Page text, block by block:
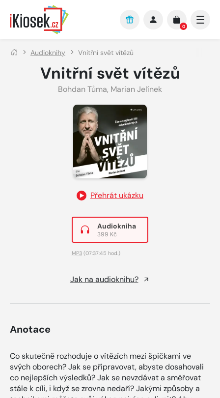
Přejít na hlavní obsah
0
Audioknihy Vnitřní svět vítězů
Vnitřní svět vítězů
Bohdan Tůma, Marian Jelínek
Přehrát ukázku
Audiokniha
399 Kč
MP3 (07:37:45 hod.)
Jak na audioknihu?
Anotace
Co skutečně rozhoduje o vítězích mezi špičkami ve
svých oborech? Jak se připravovat, abyste dosahovali
co nejlepších výsledků? Jak se nevzdávat a směřovat
stále k cíli, i když se zrovna nedaří? Jakými způsoby a